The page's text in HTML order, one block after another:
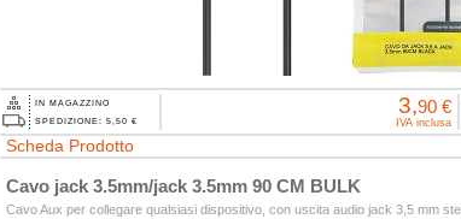
IN MAGAZZINO
SPEDIZIONE: 5,50 €
3,90 €
IVA inclusa
Scheda Prodotto
Cavo jack 3.5mm/jack 3.5mm 90 CM BULK
Cavo Aux per collegare qualsiasi dispositivo, con uscita audio jack 3,5 mm